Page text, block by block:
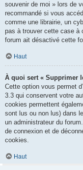
souvenir de moi » lors de
recommandé si vous
comme une librairie, un
pas à trouver cette case à
forum ait désactivé cette
Haut
À quoi sert « Supprimer
Cette option vous permet
3.3 qui conservent votre
cookies permettent
sont lus ou non lus) dans
un administrateur du
de connexion et de
cookies.
Haut